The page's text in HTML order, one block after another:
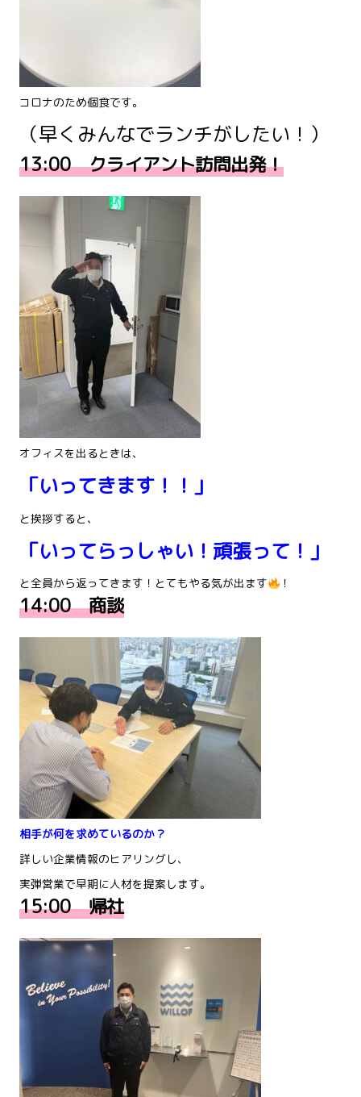
コロナのため個食です。
（早くみんなでランチがしたい！）
13:00 クライアント訪問出発！
オフィスを出るときは、
「いってきます！！」
と挨拶すると、
「いってらっしゃい！頑張って！」
と全員から返ってきます！とてもやる気が出ます ！
14:00 商談
相手が何を求めているのか？
詳しい企業情報のヒアリングし、
実弾営業で早期に人材を提案します。
15:00 帰社